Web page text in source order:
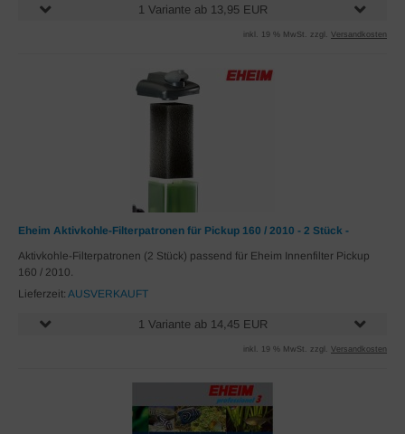
1 Variante ab 13,95 EUR
inkl. 19 % MwSt. zzgl. Versandkosten
Eheim Aktivkohle-Filterpatronen für Pickup 160 / 2010 - 2 Stück -
Aktivkohle-Filterpatronen (2 Stück) passend für Eheim Innenfilter Pickup
160 / 2010.
Lieferzeit: AUSVERKAUFT
1 Variante ab 14,45 EUR
inkl. 19 % MwSt. zzgl. Versandkosten